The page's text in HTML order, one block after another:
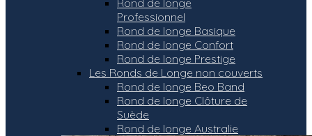
Professionnel
Rond de longe Basique
Rond de longe Confort
Rond de longe Prestige
Les Ronds de Longe non couverts
Rond de longe Beo Band
Rond de longe Clôture de
Suède
Rond de longe Australie